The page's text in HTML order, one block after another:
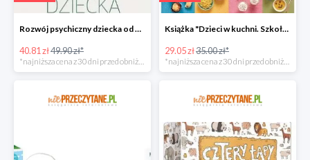
Rozwój psychiczny dziecka od 0 do 10 lat w super cenie
40.81 zł49.90 zł*
Książka "Dzieci w kuchni. Szkoła gotowania krok po kroku" w super cenie
29.05 zł35.00 zł*